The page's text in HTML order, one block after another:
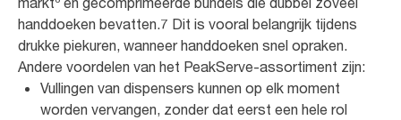
handdoeken bevatten.7 Dit is vooral belangrijk tijdens
drukke piekuren, wanneer handdoeken snel opraken.
Andere voordelen van het PeakServe-assortiment zijn:
Vullingen van dispensers kunnen op elk moment
worden vervangen, zonder dat eerst een hele rol